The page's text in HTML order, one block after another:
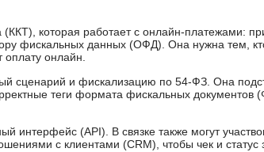
которая работает с онлайн-платежами:
фискальных данных (ОФД). Она нужна тем,
онлайн.
сценарий и фискализацию по 54-ФЗ. Она
теги формата фискальных документов
интерфейс (API). В связке также могут
с клиентами (CRM), чтобы чек и статус